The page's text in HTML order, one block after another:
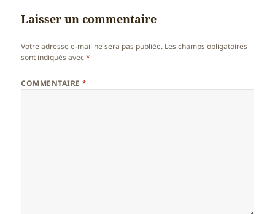
Laisser un commentaire
Votre adresse e-mail ne sera pas publiée. Les champs obligatoires
sont indiqués avec*
COMMENTAIRE*